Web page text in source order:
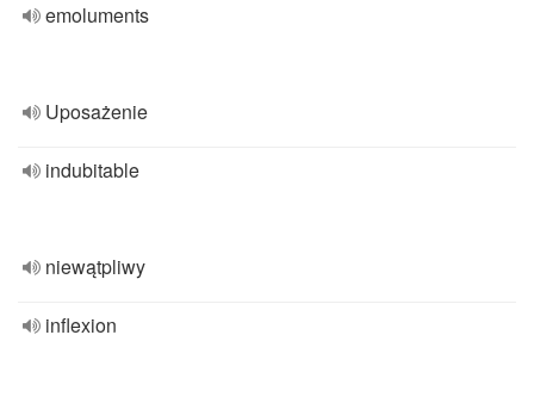
emoluments
Uposażenie
indubitable
niewątpliwy
inflexion